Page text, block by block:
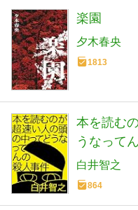
楽園
夕木春央
1813
本を読む
うなって
白井智之
864